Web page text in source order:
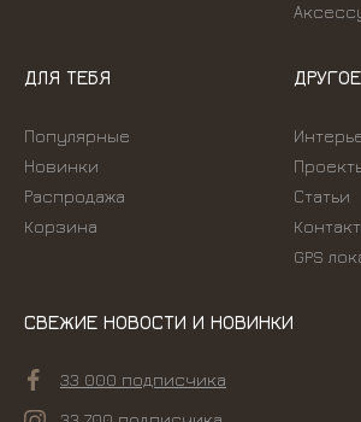
ДЛЯ ТЕБЯ
Популярные
Новинки
Распродажа
Корзина
ДРУГОЕ
Статьи
GPS
СВЕЖИЕ НОВОСТИ И НОВИНКИ
33 000 подписчика